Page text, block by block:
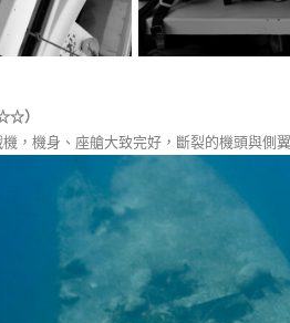
）
，機身、座艙大致完好，斷裂的機頭與側